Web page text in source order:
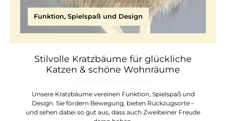
Funktion, Spielspaß und Design
Stilvolle Kratzbäume für glückliche
Katzen & schöne Wohnräume
Unsere Kratzbäume vereinen Funktion, Spielspaß und
Design. Sie fördern Bewegung, bieten Rückzugsorte –
und sehen dabei so gut aus, dass auch Zweibeiner Freude